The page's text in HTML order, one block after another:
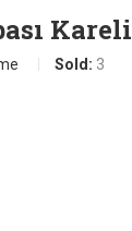
Kareli
Sold: 3